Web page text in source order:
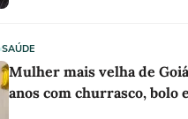
SAÚDE
Mulher mais velha de
anos com churrasco, bolo